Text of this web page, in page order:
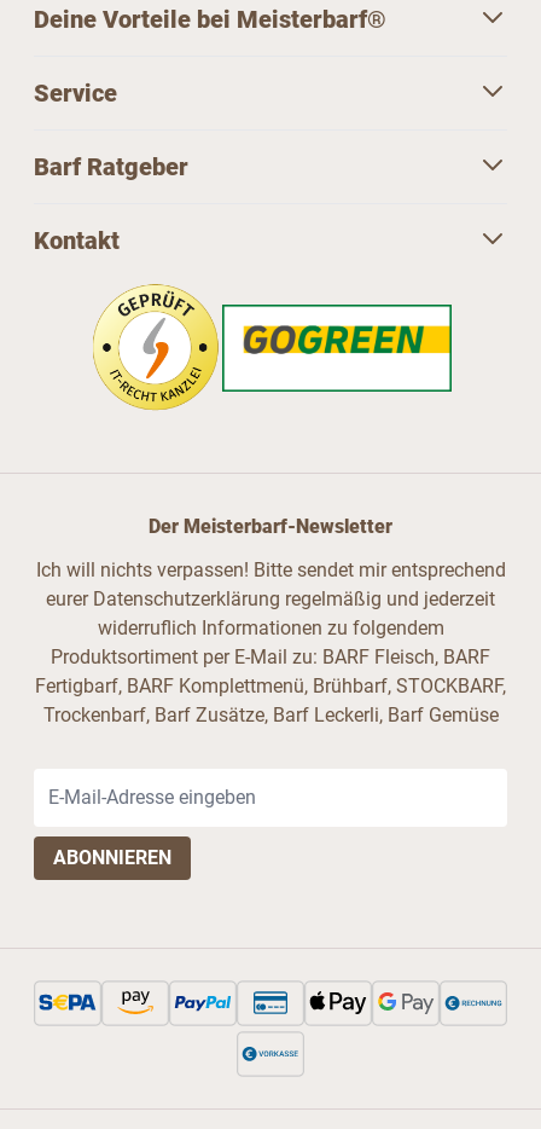
Deine Vorteile bei Meisterbarf®
Service
Barf Ratgeber
Kontakt
Der Meisterbarf-Newsletter
Ich will nichts verpassen! Bitte sendet mir entsprechend
eurer Datenschutzerklärung regelmäßig und jederzeit
widerruflich Informationen zu folgendem
Produktsortiment per E-Mail zu: BARF Fleisch, BARF
Fertigbarf, BARF Komplettmenü, Brühbarf, STOCKBARF,
Trockenbarf, Barf Zusätze, Barf Leckerli, Barf Gemüse